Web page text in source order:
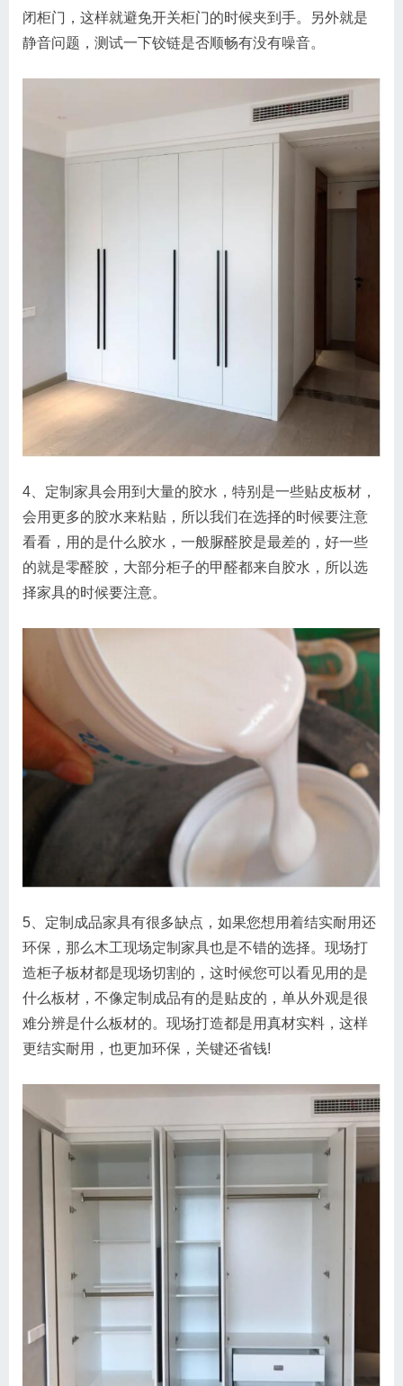
闭柜门，这样就避免开关柜门的时候夹到手。另外就是
静音问题，测试一下铰链是否顺畅有没有噪音。
4、定制家具会用到大量的胶水，特别是一些贴皮板材，
会用更多的胶水来粘贴，所以我们在选择的时候要注意
看看，用的是什么胶水，一般脲醛胶是最差的，好一些
的就是零醛胶，大部分柜子的甲醛都来自胶水，所以选
择家具的时候要注意。
5、定制成品家具有很多缺点，如果您想用着结实耐用还
环保，那么木工现场定制家具也是不错的选择。现场打
造柜子板材都是现场切割的，这时候您可以看见用的是
什么板材，不像定制成品有的是贴皮的，单从外观是很
难分辨是什么板材的。现场打造都是用真材实料，这样
更结实耐用，也更加环保，关键还省钱!